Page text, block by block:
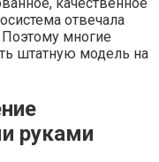
отвечала
многие
штатную модель на
руками